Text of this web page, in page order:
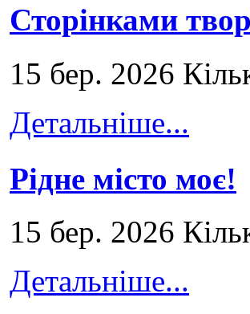
Сторінками
15 бер. 2026
Детальніше...
Рідне місто моє!
15 бер. 2026
Детальніше...